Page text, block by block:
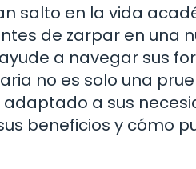
salto en la vida
de zarpar en una
a navegar sus
no es solo una
a sus
beneficios y cómo